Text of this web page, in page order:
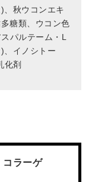
、秋ウコンエキ
糖類、ウコン色
パルテーム・L
、イノシトー
化剤
コラーゲ